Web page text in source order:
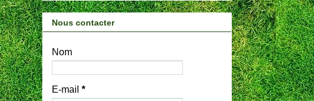
Nous contacter
Nom
E-mail *